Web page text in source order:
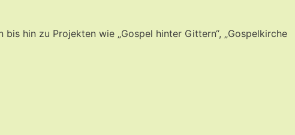
hin zu Projekten wie „Gospel hinter Gittern“, „Gospelkirche